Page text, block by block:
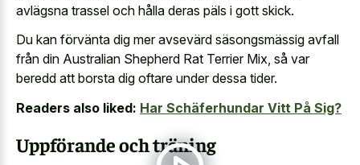
avlägsna trassel och hålla deras päls i gott skick.
Du kan förvänta dig mer avsevärd säsongsmässig avfall
från din Australian Shepherd Rat Terrier Mix, så var
beredd att borsta dig oftare under dessa tider.
Readers also liked: Har Schäferhundar Vitt På Sig?
Uppförande och träning